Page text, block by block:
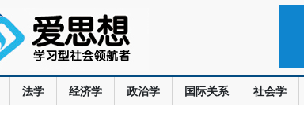
法学 经济学 政治学 国际关系 社会学